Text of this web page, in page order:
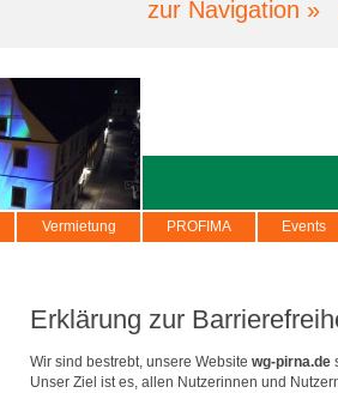
zur Navigation »
Vermietung PROFIMA Events
Erklärung zur
Wir sind bestrebt, unsere Website wg-pirna.de
Unser Ziel ist es, allen Nutzerinnen und